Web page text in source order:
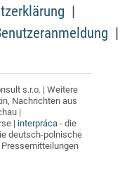
s.r.o. | Weitere
Nachrichten aus
|
| interpráca- die
deutsch-polnische